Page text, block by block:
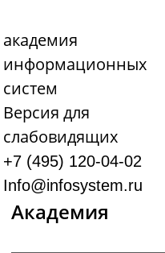
академия
информационных
систем
Версия для
слабовидящих
+7 (495) 120-04-02
Info@infosystem.ru
Академия